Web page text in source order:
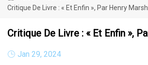
Critique De Livre : « Et Enfin », Par Henry Marsh
Critique De Livre : « Et Enfin »,
Jan 29, 2024